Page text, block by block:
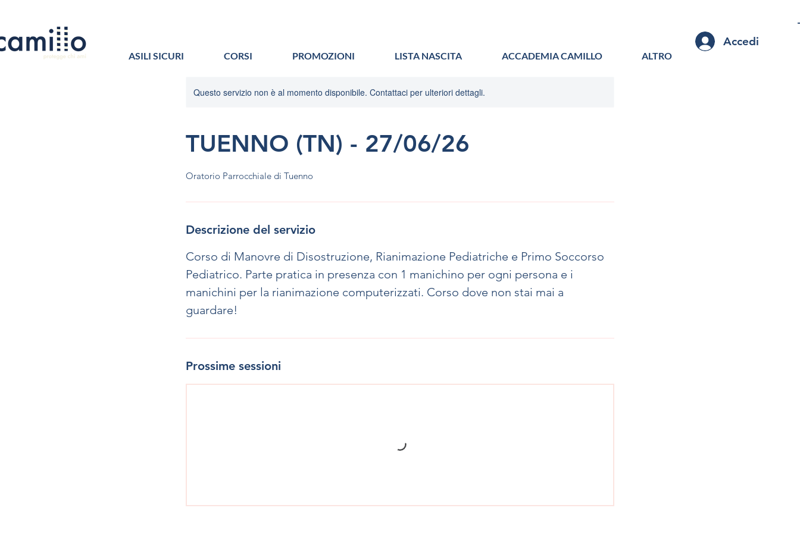
ASILI SICURI CORSI PROMOZIONI LISTA NASCITA ACCADEMIA CAMILLO ALTRO
Accedi
Questo servizio non è al momento disponibile. Contattaci per ulteriori dettagli.
TUENNO (TN) - 27/06/26
Oratorio Parrocchiale di Tuenno
Descrizione del servizio
Corso di Manovre di Disostruzione, Rianimazione Pediatriche e Primo Soccorso
Pediatrico. Parte pratica in presenza con 1 manichino per ogni persona e i
manichini per la rianimazione computerizzati. Corso dove non stai mai a
guardare!
Prossime sessioni